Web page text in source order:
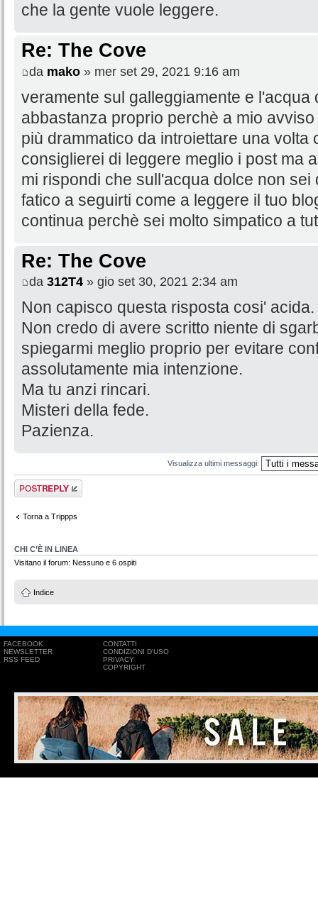
che la gente vuole leggere.
Re: The Cove
da mako » mer set 29, 2021 9:16 am
veramente sul galleggiamente e l'acqua
abbastanza proprio perchè a mio
più drammatico da introiettare una volta
consiglierei di leggere meglio i post ma
mi rispondi che sull'acqua dolce non
fatico a seguirti come a leggere il tuo
continua perchè sei molto simpatico a
Re: The Cove
da 312T4 » gio set 30, 2021 2:34 am
Non capisco questa risposta cosi' acida.
Non credo di avere scritto niente di
spiegarmi meglio proprio per evitare
assolutamente mia intenzione.
Ma tu anzi rincari.
Misteri della fede.
Pazienza.
Visualizza ultimi messaggi:
Rispondi al
messaggio
Torna a Trippps
CHI C’È IN LINEA
Visitano il forum: Nessuno e 6 ospiti
Indice
FACEBOOK
NEWSLETTER
RSS FEED
CONTATTI
CONDIZIONI D'USO
PRIVACY
COPYRIGHT